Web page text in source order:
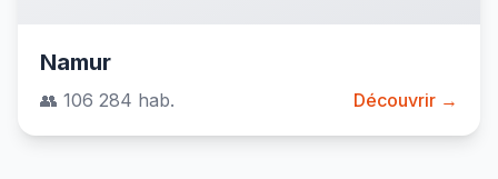
Namur
👥 106 284 hab. Découvrir →